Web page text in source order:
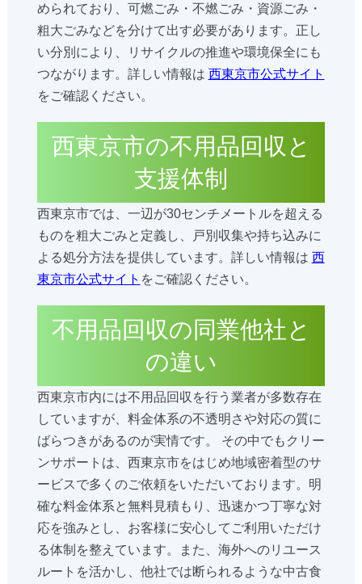
められており、可燃ごみ・不燃ごみ・資源ごみ・
粗大ごみなどを分けて出す必要があります。正し
い分別により、リサイクルの推進や環境保全にも
つながります。詳しい情報は 西東京市公式サイト
をご確認ください。
西東京市の不用品回収と
支援体制
西東京市では、一辺が30センチメートルを超える
ものを粗大ごみと定義し、戸別収集や持ち込みに
よる処分方法を提供しています。詳しい情報は 西
東京市公式サイト をご確認ください。
不用品回収の同業他社と
の違い
西東京市内には不用品回収を行う業者が多数存在
していますが、料金体系の不透明さや対応の質に
ばらつきがあるのが実情です。 その中でもクリー
ンサポートは、西東京市をはじめ地域密着型のサ
ービスで多くのご依頼をいただいております。明
確な料金体系と無料見積もり、迅速かつ丁寧な対
応を強みとし、お客様に安心してご利用いただけ
る体制を整えています。また、海外へのリユース
ルートを活かし、他社では断られるような中古食